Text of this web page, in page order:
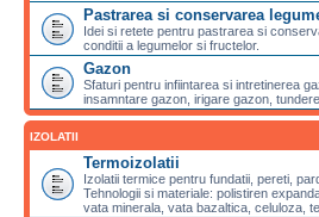
Pastrarea si conservarea
Idei si retete pentru pastrarea si
conditii a legumelor si fructelor.
Gazon
Sfaturi pentru infiintarea si intretinerea
insamntare gazon, irigare gazon,
IZOLATII
Termoizolatii
Izolatii termice pentru fundatii, pereti,
Tehnologii si materiale: polistiren
vata minerala, vata bazaltica, celuloza,